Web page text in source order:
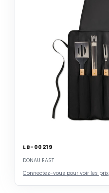
LB-00219
DONAU EAST
Connectez-vous pour voir les prix